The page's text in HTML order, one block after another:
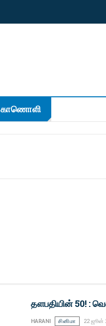
காணொளி
தளபதியின் 50! :
HARANI சினிமா 22 ஜூன்